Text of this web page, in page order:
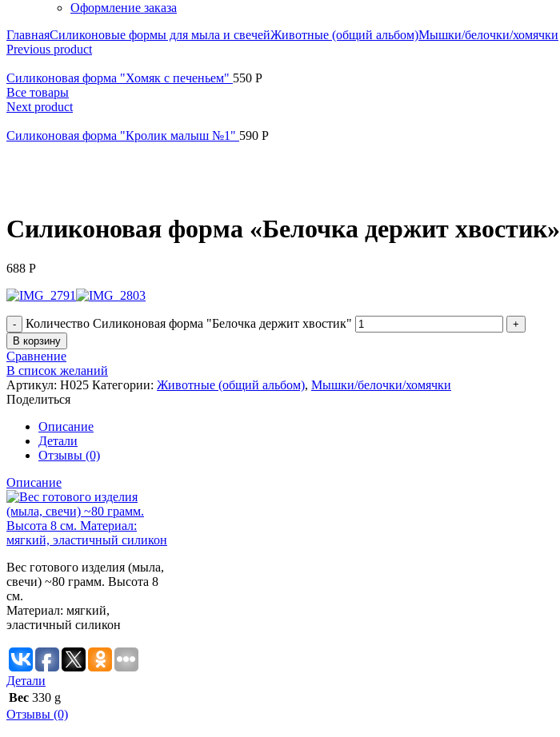
Оформление заказа
ГлавнаяСиликоновые формы для мыла и свечейЖивотные (общий альбом)Мышки/белочки/хомячки
Previous product
Силиконовая форма "Хомяк с печеньем" 550 Р
Все товары
Next product
Силиконовая форма "Кролик малыш №1" 590 Р
Силиконовая форма «Белочка держит хвостик»
688 Р
Количество Силиконовая форма "Белочка держит хвостик"
В корзину
Сравнение
В список желаний
Артикул: Н025 Категории: Животные (общий альбом), Мышки/белочки/хомячки
Поделиться
Описание
Детали
Отзывы (0)
Описание
Вес готового изделия (мыла,
свечи) ~80 грамм. Высота 8
см.
Материал: мягкий,
эластичный силикон
Детали
Вес 330 g
Отзывы (0)